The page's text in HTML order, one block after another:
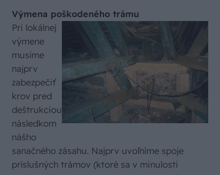
Výmena poškodeného trámu
Pri lokálnej
výmene
musíme
najprv
zabezpečiť
krov pred
deštrukciou
následkom
nášho
sanačného zásahu. Najprv uvoľníme spoje
príslušných trámov (ktoré sa v minulosti